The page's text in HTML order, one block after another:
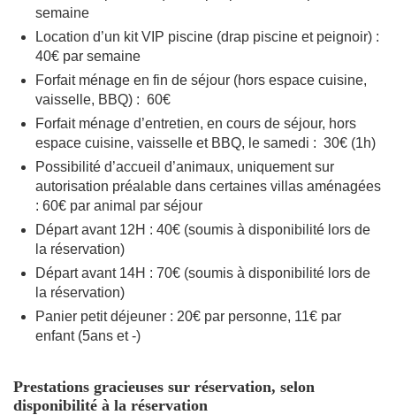
semaine
Location d’un kit VIP piscine (drap piscine et peignoir) :
40€ par semaine
Forfait ménage en fin de séjour (hors espace cuisine,
vaisselle, BBQ) : 60€
Forfait ménage d’entretien, en cours de séjour, hors
espace cuisine, vaisselle et BBQ, le samedi : 30€ (1h)
Possibilité d’accueil d’animaux, uniquement sur
autorisation préalable dans certaines villas aménagées
: 60€ par animal par séjour
Départ avant 12H : 40€ (soumis à disponibilité lors de
la réservation)
Départ avant 14H : 70€ (soumis à disponibilité lors de
la réservation)
Panier petit déjeuner : 20€ par personne, 11€ par
enfant (5ans et -)
Prestations gracieuses sur réservation, selon
disponibilité à la réservation